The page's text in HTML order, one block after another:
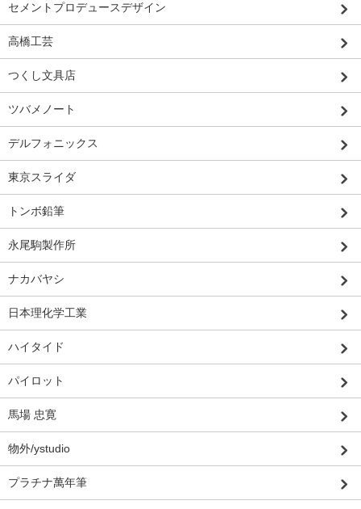
セメントプロデュースデザイン
高橋工芸
つくし文具店
ツバメノート
デルフォニックス
東京スライダ
トンボ鉛筆
永尾駒製作所
ナカバヤシ
日本理化学工業
ハイタイド
パイロット
馬場 忠寛
物外/ystudio
プラチナ萬年筆